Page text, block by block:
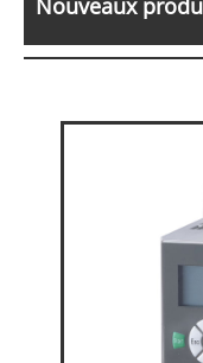
Nouveaux